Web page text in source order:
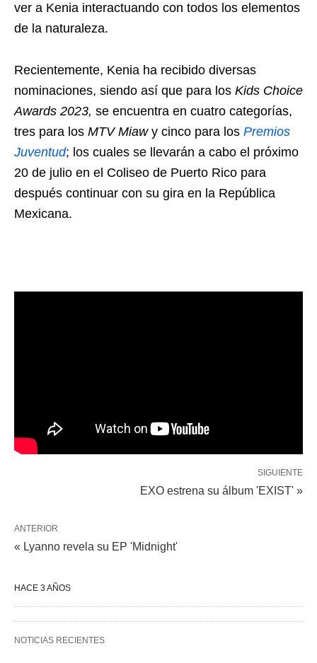
ver a Kenia interactuando con todos los elementos
de la naturaleza.
Recientemente, Kenia ha recibido diversas
nominaciones, siendo así que para los Kids Choice
Awards 2023, se encuentra en cuatro categorías,
tres para los MTV Miaw y cinco para los Premios
Juventud; los cuales se llevarán a cabo el próximo
20 de julio en el Coliseo de Puerto Rico para
después continuar con su gira en la República
Mexicana.
SIGUIENTE
EXO estrena su álbum 'EXIST' »
ANTERIOR
« Lyanno revela su EP 'Midnight'
HACE 3 AÑOS
NOTICIAS RECIENTES